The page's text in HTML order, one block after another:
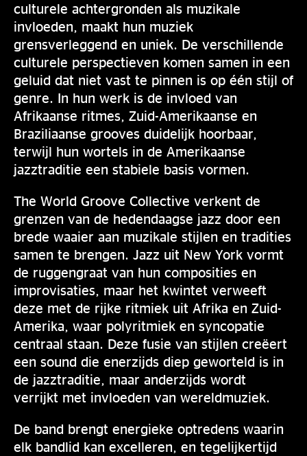
culturele achtergronden als muzikale
invloeden, maakt hun muziek
grensverleggend en uniek. De verschillende
culturele perspectieven komen samen in een
geluid dat niet vast te pinnen is op één stijl of
genre. In hun werk is de invloed van
Afrikaanse ritmes, Zuid-Amerikaanse en
Braziliaanse grooves duidelijk hoorbaar,
terwijl hun wortels in de Amerikaanse
jazztraditie een stabiele basis vormen.
The World Groove Collective verkent de
grenzen van de hedendaagse jazz door een
brede waaier aan muzikale stijlen en tradities
samen te brengen. Jazz uit New York vormt
de ruggengraat van hun composities en
improvisaties, maar het kwintet verweeft
deze met de rijke ritmiek uit Afrika en Zuid-
Amerika, waar polyritmiek en syncopatie
centraal staan. Deze fusie van stijlen creëert
een sound die enerzijds diep geworteld is in
de jazztraditie, maar anderzijds wordt
verrijkt met invloeden van wereldmuziek.
De band brengt energieke optredens waarin
elk bandlid kan excelleren, en tegelijkertijd